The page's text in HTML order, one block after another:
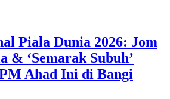
Piala Dunia 2026: Jom
& ‘Semarak Subuh’
Ahad Ini di Bangi